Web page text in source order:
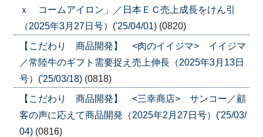
ｘ コームアイロン」／日本ＥＣ売上成長をけん引
（2025年3月27日号）('25/04/01) (0820)
【こだわり 商品開発】 <肉のイイジマ> イイジマ
／常陸牛のギフト需要捉え売上伸長（2025年3月13日
号）('25/03/18) (0818)
【こだわり 商品開発】 <三幸商店> サンコー／顧
客の声に応えて商品開発（2025年2月27日号）('25/03/
04) (0816)